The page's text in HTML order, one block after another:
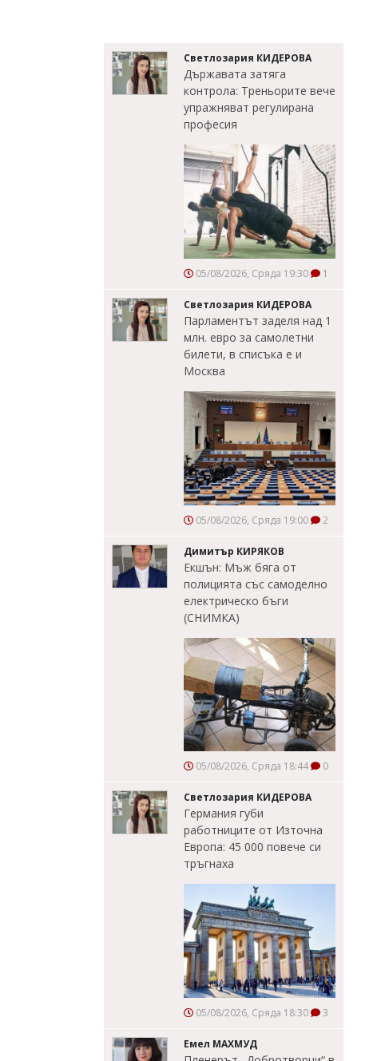
Светлозария КИДЕРОВА
Държавата затяга
контрола: Треньорите вече
упражняват регулирана
професия
05/08/2026, Сряда 19:30 1
Светлозария КИДЕРОВА
Парламентът заделя над 1
млн. евро за самолетни
билети, в списъка е и
Москва
05/08/2026, Сряда 19:00 2
Димитър КИРЯКОВ
Екшън: Мъж бяга от
полицията със самоделно
електрическо бъги
(СНИМКА)
05/08/2026, Сряда 18:44 0
Светлозария КИДЕРОВА
Германия губи
работниците от Източна
Европа: 45 000 повече си
тръгнаха
05/08/2026, Сряда 18:30 3
Емел МАХМУД